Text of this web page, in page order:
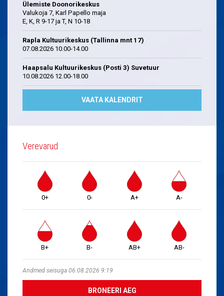
Ülemiste Doonorikeskus
Valukoja 7, Karl Papello maja
E, K, R 9-17 ja T, N 10-18
Rapla Kultuurikeskus (Tallinna mnt 17)
07.08.2026 10.00-14.00
Haapsalu Kultuurikeskus (Posti 3) Suvetuur
10.08.2026 12.00-18.00
VAATA KALENDRIT
Verevarud
0+ 0- A+ A-
B+ B- AB+ AB-
Andmed seisuga 06.08.2026 9:19
BRONEERI AEG